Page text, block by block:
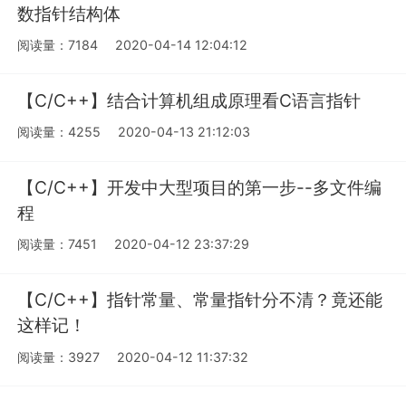
数指针结构体
阅读量：7184 2020-04-14 12:04:12
【C/C++】结合计算机组成原理看C语言指针
阅读量：4255 2020-04-13 21:12:03
【C/C++】开发中大型项目的第一步--多文件编
程
阅读量：7451 2020-04-12 23:37:29
【C/C++】指针常量、常量指针分不清？竟还能
这样记！
阅读量：3927 2020-04-12 11:37:32